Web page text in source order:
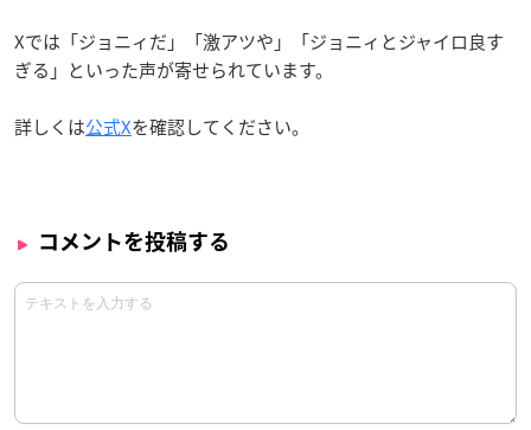
Xでは「ジョニィだ」「激アツや」「ジョニィとジャイロ良す
ぎる」といった声が寄せられています。
詳しくは公式Xを確認してください。
コメントを投稿する